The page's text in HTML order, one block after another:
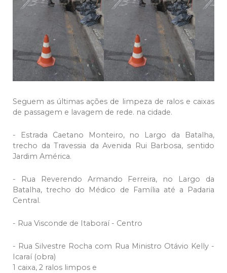
Seguem as últimas ações de limpeza de ralos e caixas
de passagem e lavagem de rede. na cidade.
- Estrada Caetano Monteiro, no Largo da Batalha,
trecho da Travessia da Avenida Rui Barbosa, sentido
Jardim América.
- Rua Reverendo Armando Ferreira, no Largo da
Batalha, trecho do Médico de Família até a Padaria
Central.
- Rua Visconde de Itaboraí - Centro
- Rua Silvestre Rocha com Rua Ministro Otávio Kelly -
Icaraí (obra)
1 caixa, 2 ralos limpos e